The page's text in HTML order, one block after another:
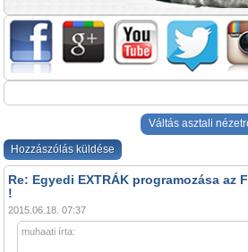
Váltás asztali
Hozzászólás küldése
Re: Egyedi EXTRÁK programozása az
!
2015.06.18. 07:37
muhaati írta: